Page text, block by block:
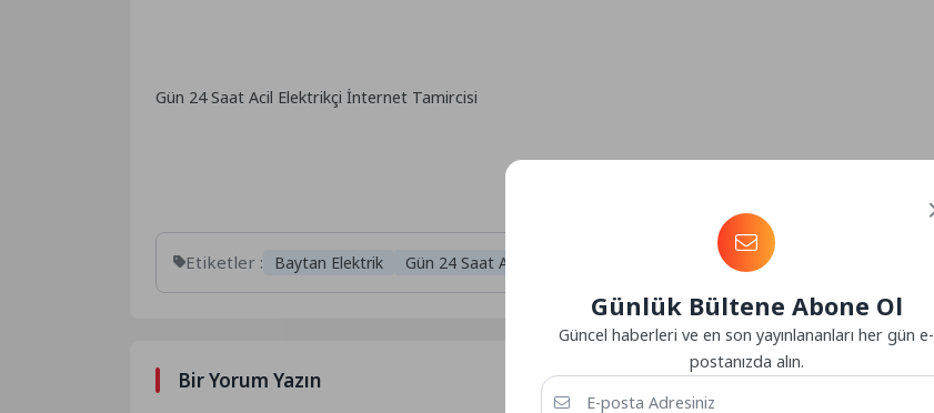
Gün 24 Saat Acil Elektrikçi İnternet Tamircisi
Etiketler : Baytan Elektrik Gün 24 Saat Acil Elektrikçi İnternet Tamircisi
Bir Yorum Yazın
Günlük Bültene Abone Ol
Güncel haberleri ve en son yayınlananları her gün e-
postanızda alın.